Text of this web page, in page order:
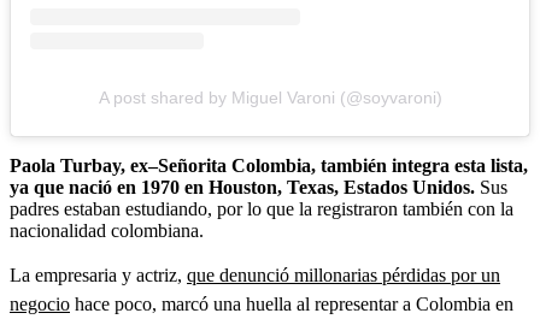
A post shared by Miguel Varoni (@soyvaroni)
Paola Turbay, ex–Señorita Colombia, también integra esta lista,
ya que nació en 1970 en Houston, Texas, Estados Unidos. Sus
padres estaban estudiando, por lo que la registraron también con la
nacionalidad colombiana.
La empresaria y actriz, que denunció millonarias pérdidas por un
negocio hace poco, marcó una huella al representar a Colombia en